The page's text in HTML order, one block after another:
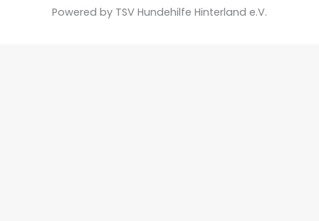
Powered by TSV Hundehilfe Hinterland e.V.